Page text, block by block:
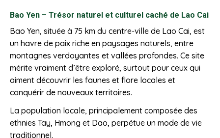
Bao Yen – Trésor naturel et culturel caché de Lao Cai
Bao Yen, située à 75 km du centre-ville de Lao Cai, est
un havre de paix riche en paysages naturels, entre
montagnes verdoyantes et vallées profondes. Ce site
mérite vraiment d’être exploré, surtout pour ceux qui
aiment découvrir les faunes et flore locales et
conquérir de nouveaux territoires.
La population locale, principalement composée des
ethnies Tay, Hmong et Dao, perpétue un mode de vie
traditionnel.